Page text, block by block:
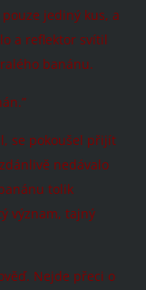
jediný kus, a
a reflektor svítil
banánu.
se pokoušel přijít
nedávalo
tolik
význam, tajný
Nejde přeci o